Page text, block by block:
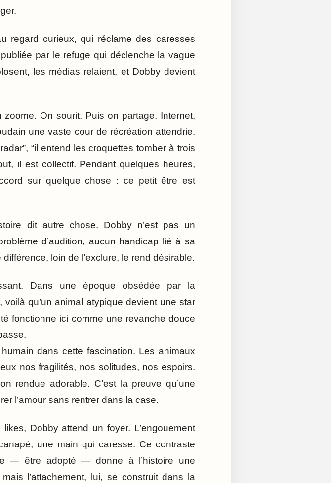
regard curieux, qui réclame des caresses
par le refuge qui déclenche la vague
les médias relaient, et Dobby devient
zoome. On sourit. Puis on partage. Internet,
une vaste cour de récréation attendrie.
“il entend les croquettes tomber à trois
il est collectif. Pendant quelques heures,
sur quelque chose : ce petit être est
dit autre chose. Dobby n’est pas un
d’audition, aucun handicap lié à sa
loin de l’exclure, le rend désirable.
Dans une époque obsédée par la
qu’un animal atypique devient une star
fonctionne ici comme une revanche douce
dans cette fascination. Les animaux
nos fragilités, nos solitudes, nos espoirs.
rendue adorable. C’est la preuve qu’une
l’amour sans rentrer dans la case.
Dobby attend un foyer. L’engouement
une main qui caresse. Ce contraste
— être adopté — donne à l’histoire une
l’attachement, lui, se construit dans la